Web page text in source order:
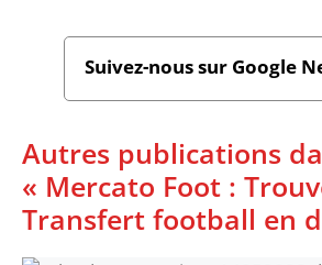
Suivez-nous sur Google
Autres publications
« Mercato Foot :
Transfert football en